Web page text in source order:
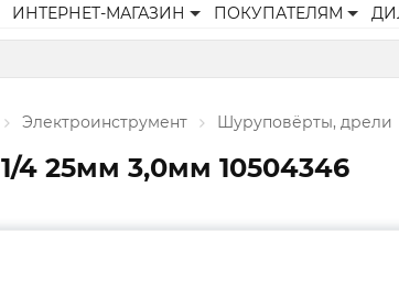
ИНТЕРНЕТ-МАГАЗИН ПОКУПАТЕЛЯМ
Электроинструмент Шуруповёрты, дрели
4 25мм 3,0мм 10504346